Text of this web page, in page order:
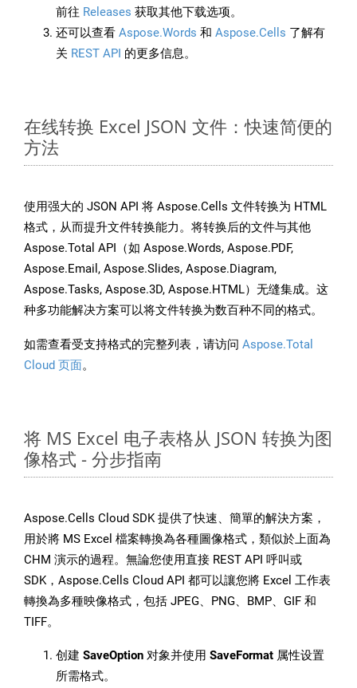
前往 Releases 获取其他下载选项。
还可以查看 Aspose.Words 和 Aspose.Cells 了解有
关 REST API 的更多信息。
在线转换 Excel JSON 文件：快速简便的
方法
使用强大的 JSON API 将 Aspose.Cells 文件转换为 HTML
格式，从而提升文件转换能力。将转换后的文件与其他
Aspose.Total API（如 Aspose.Words, Aspose.PDF,
Aspose.Email, Aspose.Slides, Aspose.Diagram,
Aspose.Tasks, Aspose.3D, Aspose.HTML）无缝集成。这
种多功能解决方案可以将文件转换为数百种不同的格式。
如需查看受支持格式的完整列表，请访问 Aspose.Total
Cloud 页面。
将 MS Excel 电子表格从 JSON 转换为图
像格式 - 分步指南
Aspose.Cells Cloud SDK 提供了快速、簡單的解決方案，
用於將 MS Excel 檔案轉換為各種圖像格式，類似於上面為
CHM 演示的過程。無論您使用直接 REST API 呼叫或
SDK，Aspose.Cells Cloud API 都可以讓您將 Excel 工作表
轉換為多種映像格式，包括 JPEG、PNG、BMP、GIF 和
TIFF。
创建 SaveOption 对象并使用 SaveFormat 属性设置
所需格式。